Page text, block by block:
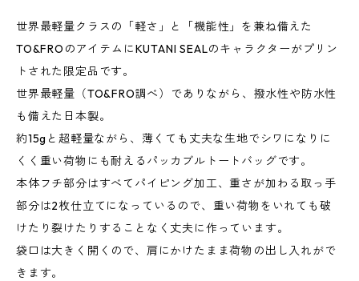
世界最軽量クラスの「軽さ」と「機能性」を兼ね備えた
TO&FROのアイテムにKUTANI SEALのキャラクターがプリン
トされた限定品です。
世界最軽量（TO&FRO調べ）でありながら、撥水性や防水性
も備えた日本製。
約15gと超軽量ながら、薄くても丈夫な生地でシワになりに
くく重い荷物にも耐えるパッカブルトートバッグです。
本体フチ部分はすべてパイピング加工、重さが加わる取っ手
部分は2枚仕立てになっているので、重い荷物をいれても破
けたり裂けたりすることなく丈夫に作っています。
袋口は大きく開くので、肩にかけたまま荷物の出し入れがで
きます。